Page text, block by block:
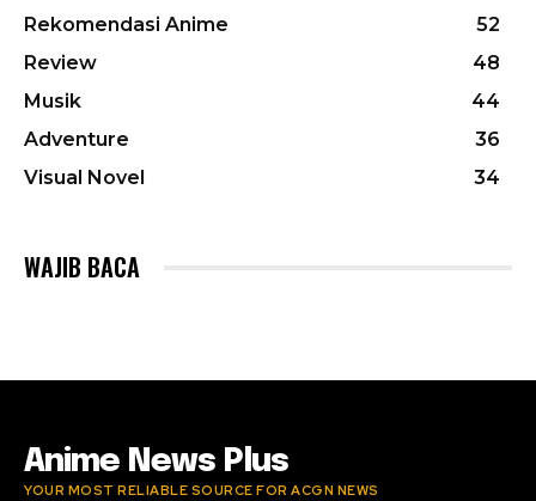
Rekomendasi Anime
52
Review
48
Musik
44
Adventure
36
Visual Novel
34
WAJIB BACA
Anime News Plus
YOUR MOST RELIABLE SOURCE FOR ACGN NEWS